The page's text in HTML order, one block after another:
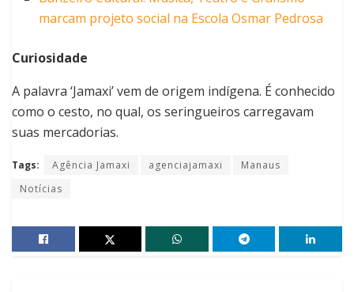
marcam projeto social na Escola Osmar Pedrosa
Curiosidade
A palavra ‘Jamaxi’ vem de origem indígena. É conhecido
como o cesto, no qual, os seringueiros carregavam
suas mercadorias.
Tags: Agência Jamaxi agenciajamaxi
Manaus
Notícias